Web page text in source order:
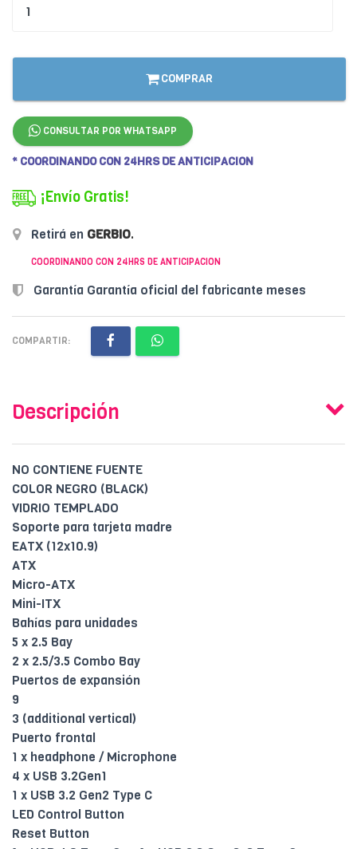
COMPRAR
CONSULTAR POR WHATSAPP
* COORDINANDO CON 24HRS DE ANTICIPACION
¡Envío Gratis!
Retirá en GERBIO.
COORDINANDO CON 24HRS DE ANTICIPACION
Garantía Garantía oficial del fabricante meses
COMPARTIR:
Descripción
NO CONTIENE FUENTE
COLOR NEGRO (BLACK)
VIDRIO TEMPLADO
Soporte para tarjeta madre
EATX (12x10.9)
ATX
Micro-ATX
Mini-ITX
Bahías para unidades
5 x 2.5 Bay
2 x 2.5/3.5 Combo Bay
Puertos de expansión
9
3 (additional vertical)
Puerto frontal
1 x headphone / Microphone
4 x USB 3.2Gen1
1 x USB 3.2 Gen2 Type C
LED Control Button
Reset Button